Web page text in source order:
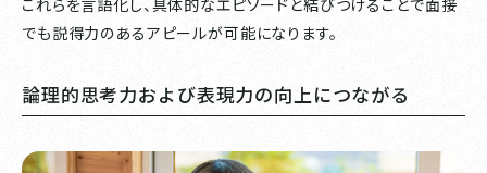
これらを言語化し、具体的なエピソードと結びつけることで面接
でも説得力のあるアピールが可能になります。
論理的思考力および表現力の向上につながる